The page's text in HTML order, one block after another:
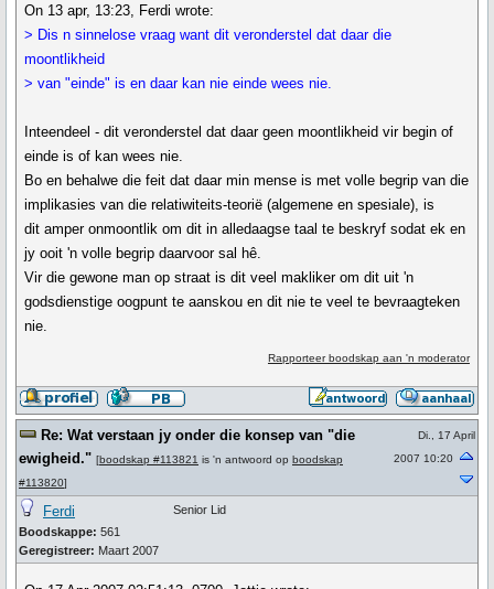
On 13 apr, 13:23, Ferdi wrote:
> Dis n sinnelose vraag want dit veronderstel dat daar die
moontlikheid
> van "einde" is en daar kan nie einde wees nie.
Inteendeel - dit veronderstel dat daar geen moontlikheid vir begin of
einde is of kan wees nie.
Bo en behalwe die feit dat daar min mense is met volle begrip van die
implikasies van die relatiwiteits-teorië (algemene en spesiale), is
dit amper onmoontlik om dit in alledaagse taal te beskryf sodat ek en
jy ooit 'n volle begrip daarvoor sal hê.
Vir die gewone man op straat is dit veel makliker om dit uit 'n
godsdienstige oogpunt te aanskou en dit nie te veel te bevraagteken
nie.
Rapporteer boodskap aan 'n moderator
Re: Wat verstaan jy onder die konsep van "die
ewigheid." [boodskap #113821 is 'n antwoord op boodskap
#113820]
Di., 17 April
2007 10:20
Ferdi
Boodskappe: 561
Geregistreer: Maart 2007
Senior Lid